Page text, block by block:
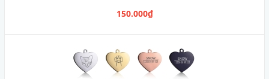
150.000₫